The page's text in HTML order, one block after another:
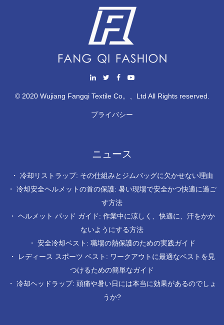
© 2020 Wujiang Fangqi Textile Co。、Ltd All Rights reserved.
プライバシー
ニュース
・ 冷却リストラップ: その仕組みとジムバッグに欠かせない理由
・ 冷却安全ヘルメットの首の保護: 暑い現場で安全かつ快適に過ご
す方法
・ ヘルメット パッド ガイド: 作業中に涼しく、快適に、汗をかか
ないようにする方法
・ 安全冷却ベスト: 職場の熱保護のための実践ガイド
・
レディース スポーツ ベスト: ワークアウトに最適なベストを見
つけるための簡単なガイド
・ 冷却ヘッドラップ: 頭痛や暑い日には本当に効果があるのでしょ
うか?